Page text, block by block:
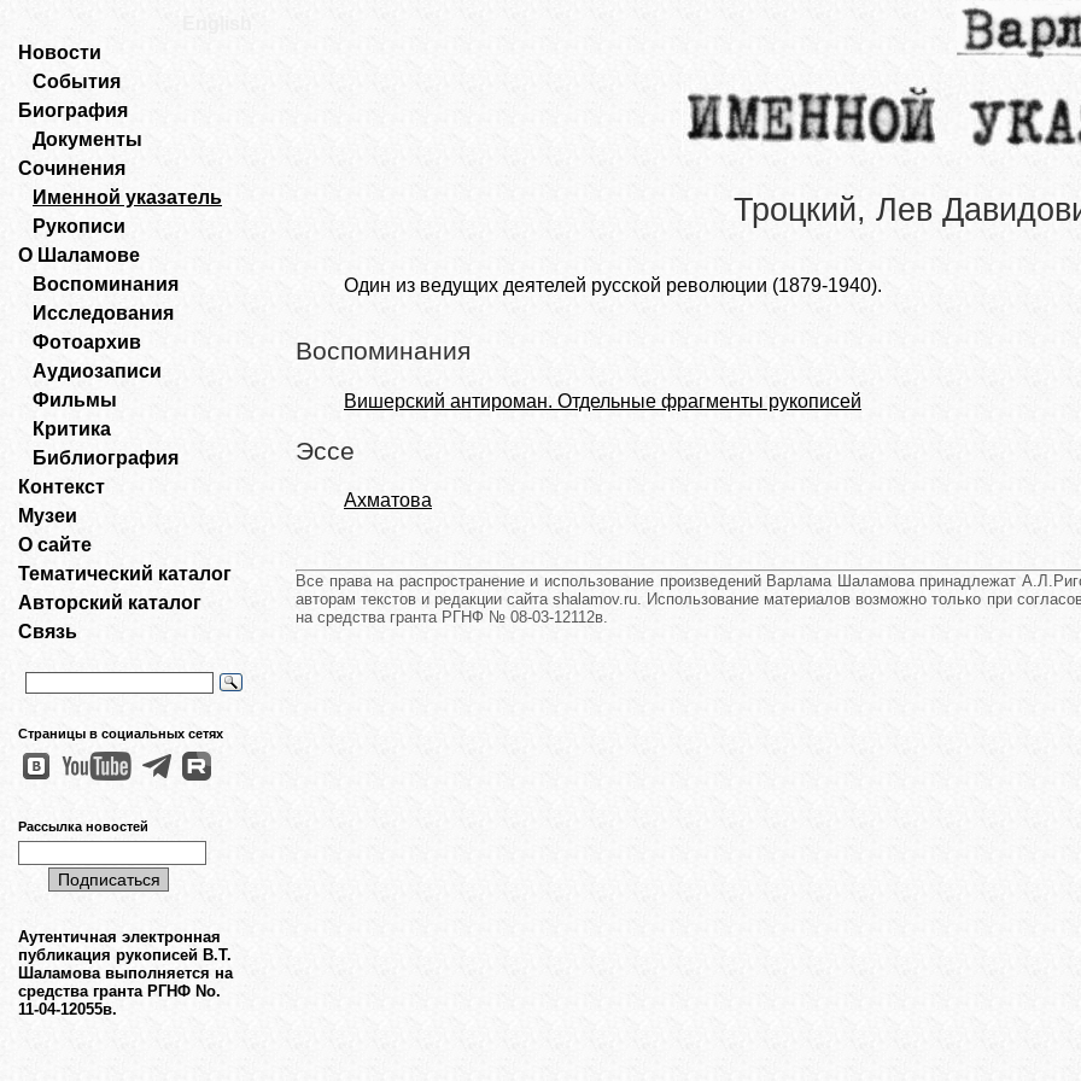
Новости
События
Биография
Документы
Сочинения
Именной указатель
Рукописи
О Шаламове
Воспоминания
Исследования
Фотоархив
Аудиозаписи
Фильмы
Критика
Библиография
Контекст
Музеи
О сайте
Тематический каталог
Авторский каталог
Связь
Страницы в социальных сетях
Рассылка новостей
Аутентичная электронная
публикация рукописей В.Т.
Шаламова выполняется на
средства гранта РГНФ No.
11-04-12055в.
Троцкий, Лев
Один из ведущих деятелей русской революции (1879-1940).
Воспоминания
Вишерский антироман. Отдельные фрагменты рукописей
Эссе
Ахматова
Все права на распространение и использование произведений Варлама Шаламова принадлежат
авторам текстов и редакции сайта shalamov.ru. Использование материалов возможно только при
на средства гранта РГНФ № 08-03-12112в.